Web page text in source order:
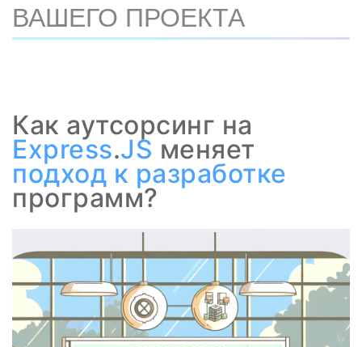
ВАШЕГО ПРОЕКТА
Как аутсорсинг на
Express.JS меняет
подход к разработке
программ?